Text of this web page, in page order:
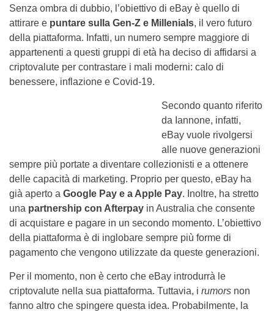
Senza ombra di dubbio, l’obiettivo di eBay è quello di
attirare e puntare sulla Gen-Z e Millenials, il vero futuro
della piattaforma. Infatti, un numero sempre maggiore di
appartenenti a questi gruppi di età ha deciso di affidarsi a
criptovalute per contrastare i mali moderni: calo di
benessere, inflazione e Covid-19.
Secondo quanto riferito
da Iannone, infatti,
eBay vuole rivolgersi
alle nuove generazioni
sempre più portate a diventare collezionisti e a ottenere
delle capacità di marketing. Proprio per questo, eBay ha
già aperto a Google Pay e a Apple Pay. Inoltre, ha stretto
una partnership con Afterpay in Australia che consente
di acquistare e pagare in un secondo momento. L’obiettivo
della piattaforma è di inglobare sempre più forme di
pagamento che vengono utilizzate da queste generazioni.
Per il momento, non è certo che eBay introdurrà le
criptovalute nella sua piattaforma. Tuttavia, i rumors non
fanno altro che spingere questa idea. Probabilmente, la